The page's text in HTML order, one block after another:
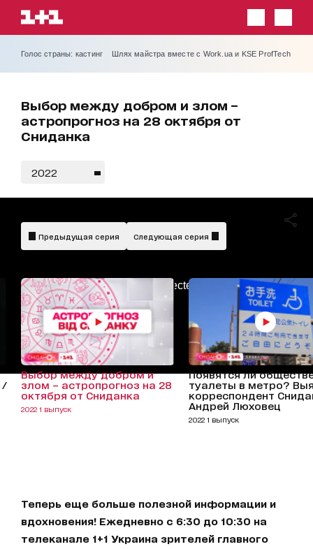
Голос страны: кастинг Шлях майстра вместе с Work.ua и KSE ProfTech
Выбор между добром и злом –
астропрогноз на 28 октября от
Сниданка
2022
AdBlockDetected!
Предыдущая серия Следующая серия
/
Выбор между добром и
злом – астропрогноз на 28
октября от Сниданка
2022 1 выпуск
Появятся ли
туалеты в метро?
корреспондент
Андрей Люховец
2022 1 выпуск
Теперь еще больше полезной информации и
вдохновения! Ежедневно с 6:30 до 10:30 на
телеканале 1+1 Украина зрителей главного